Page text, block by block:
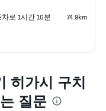
로 1시간 10분 74.9km
히가시 구치
질문